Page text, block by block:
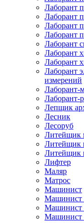
Лаборант
Лаборант
Лаборант
Лаборант
Лаборант
Лаборант
Лаборант
Лаборант
измерений
Лаборант-
Лаборант-
Лепщик
Лесник
Лесоруб
Литейщик
Литейщик
Литейщик
Лифтер
Маляр
Матрос
Машинист
Машинист
Машинист
Машинист